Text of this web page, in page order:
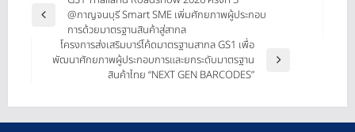
@กาญจนบุรี Smart SME เพิ่มศักยภาพผู้ประกอบ
การด้วยมาตรฐานสินค้าสู่สากล
โครงการส่งเสริมบาร์โค้ดมาตรฐานสากล GS1 เพื่อ
พัฒนาศักยภาพผู้ประกอบการและยกระดับมาตรฐาน
สินค้าไทย “NEXT GEN BARCODES”